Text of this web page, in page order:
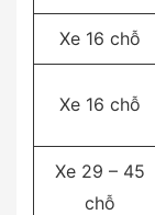
Xe 16 chỗ
Xe 16 chỗ
Xe 29 – 45
chỗ